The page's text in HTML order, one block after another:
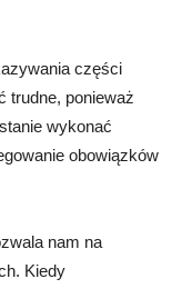
części
trudne, ponieważ
wykonać
obowiązków
nam na
Kiedy